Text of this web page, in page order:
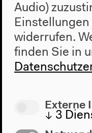
Tavares
Audio)
widerrufen.
finden Sie in
Externe
↓ 3